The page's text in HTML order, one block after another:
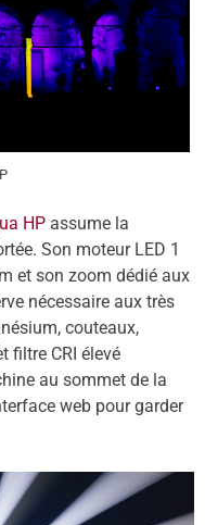
HP assume la
Son moteur LED 1
et son zoom dédié aux
nécessaire aux très
couteaux,
filtre CRI élevé
au sommet de la
web pour garder